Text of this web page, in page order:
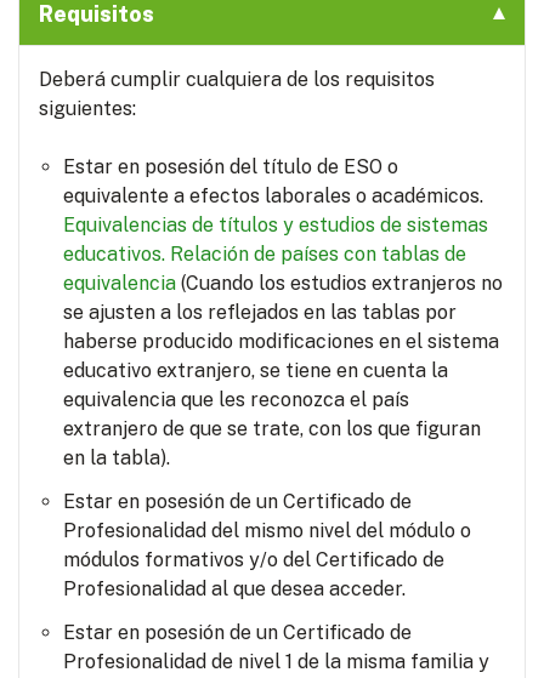
Requisitos
Deberá cumplir cualquiera de los requisitos
siguientes:
Estar en posesión del título de ESO o
equivalente a efectos laborales o académicos.
Equivalencias de títulos y estudios de sistemas
educativos. Relación de países con tablas de
equivalencia (Cuando los estudios extranjeros no
se ajusten a los reflejados en las tablas por
haberse producido modificaciones en el sistema
educativo extranjero, se tiene en cuenta la
equivalencia que les reconozca el país
extranjero de que se trate, con los que figuran
en la tabla).
Estar en posesión de un Certificado de
Profesionalidad del mismo nivel del módulo o
módulos formativos y/o del Certificado de
Profesionalidad al que desea acceder.
Estar en posesión de un Certificado de
Profesionalidad de nivel 1 de la misma familia y